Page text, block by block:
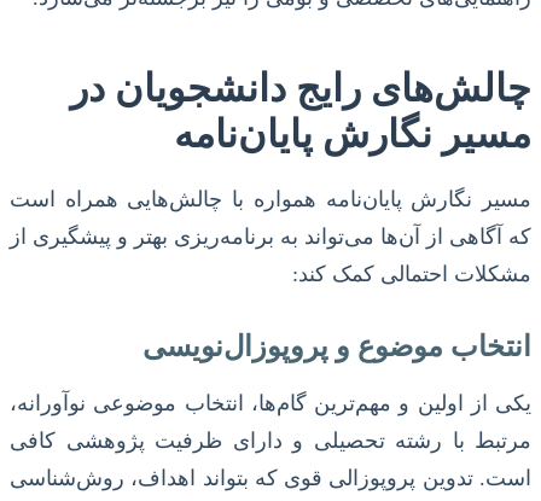
چالش‌های رایج دانشجویان در
مسیر نگارش پایان‌نامه
مسیر نگارش پایان‌نامه همواره با چالش‌هایی همراه است
که آگاهی از آن‌ها می‌تواند به برنامه‌ریزی بهتر و پیشگیری از
مشکلات احتمالی کمک کند:
انتخاب موضوع و پروپوزال‌نویسی
یکی از اولین و مهم‌ترین گام‌ها، انتخاب موضوعی نوآورانه،
مرتبط با رشته تحصیلی و دارای ظرفیت پژوهشی کافی
است. تدوین پروپوزالی قوی که بتواند اهداف، روش‌شناسی